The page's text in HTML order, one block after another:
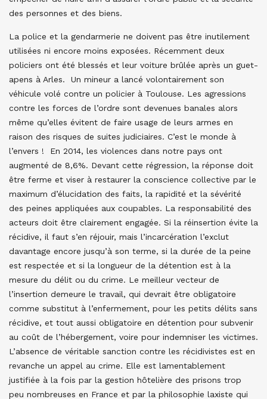
des personnes et des biens.
La police et la gendarmerie ne doivent pas être inutilement
utilisées ni encore moins exposées. Récemment deux
policiers ont été blessés et leur voiture brûlée après un guet-
apens à Arles. Un mineur a lancé volontairement son
véhicule volé contre un policier à Toulouse. Les agressions
contre les forces de l’ordre sont devenues banales alors
même qu’elles évitent de faire usage de leurs armes en
raison des risques de suites judiciaires. C’est le monde à
l’envers ! En 2014, les violences dans notre pays ont
augmenté de 8,6%. Devant cette régression, la réponse doit
être ferme et viser à restaurer la conscience collective par le
maximum d’élucidation des faits, la rapidité et la sévérité
des peines appliquées aux coupables. La responsabilité des
acteurs doit être clairement engagée. Si la réinsertion évite la
récidive, il faut s’en réjouir, mais l’incarcération l’exclut
davantage encore jusqu’à son terme, si la durée de la peine
est respectée et si la longueur de la détention est à la
mesure du délit ou du crime. Le meilleur vecteur de
l’insertion demeure le travail, qui devrait être obligatoire
comme substitut à l’enfermement, pour les petits délits sans
récidive, et tout aussi obligatoire en détention pour subvenir
au coût de l’hébergement, voire pour indemniser les victimes.
L’absence de véritable sanction contre les récidivistes est en
revanche un appel au crime. Elle est lamentablement
justifiée à la fois par la gestion hôtelière des prisons trop
peu nombreuses en France et par la philosophie laxiste qui